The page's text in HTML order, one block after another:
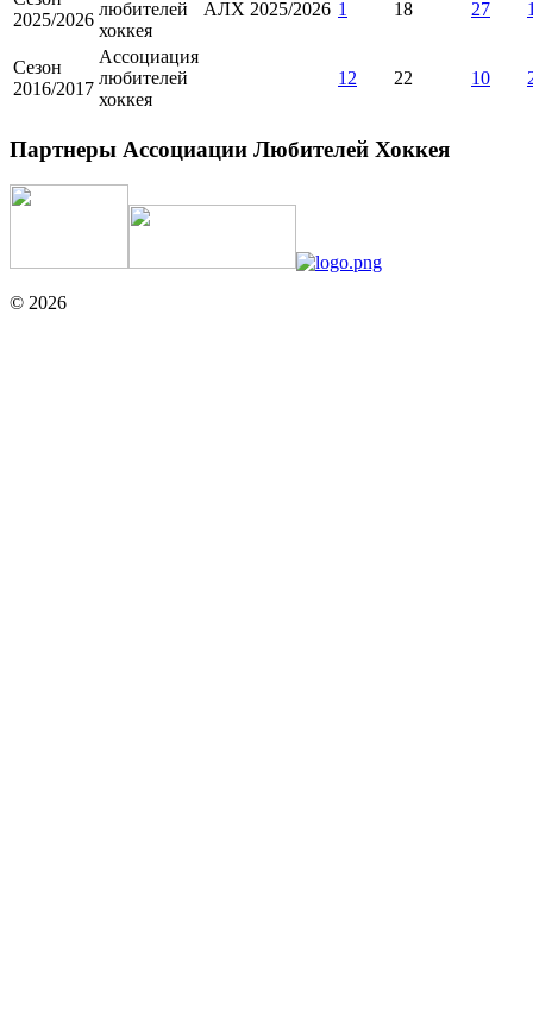
2025/2026
любителей
хоккея
АЛХ 2025/2026 1 18 27
Сезон
2016/2017
Ассоциация
любителей
хоккея
12 22 10
Партнеры Ассоциации Любителей Хоккея
© 2026